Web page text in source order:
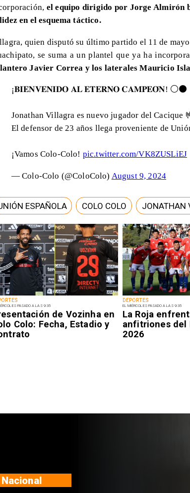
PASADO A LAS 9:35
de Vozinha en
Colo: Fecha, Estadio y
DEPORTES
EL MIÉRCOLES PASADO A LAS 9:35
La Roja
anfitriones del
2026
el equipo dirigido por Jorge Almirón
en el esquema táctico.
quien disputó su último partido el 11 de
se suma a un plantel que ya ha
Javier Correa y los laterales Mauricio
¡𝐁𝐈𝐄𝐍𝐕𝐄𝐍𝐈𝐃𝐎 𝐀𝐋 𝐄𝐓𝐄𝐑𝐍𝐎 𝐂𝐀𝐌𝐏𝐄𝐎́𝐍! ⚪️⚫️
Jonathan Villagra es nuevo jugador del Cacique
El defensor de 23 años llega proveniente de
¡Vamos Colo-Colo! pic.twitter.com/VK8ZUSLiEJ
— Colo-Colo (@ColoColo) August 9, 2024
ESPAÑOLA COLO COLO JONATHAN
Regiones